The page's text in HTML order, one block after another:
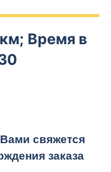
Время в
свяжется
заказа